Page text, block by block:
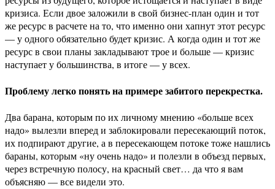
кризиса. Если двое заложили в свой бизнес-план один и тот
же ресурс в расчете на то, что именно они хапнут этот ресурс
— у одного обязательно будет кризис. А когда один и тот же
ресурс в свои планы закладывают трое и больше — кризис
наступает у большинства, в итоге — у всех.
Проблему легко понять на примере забитого перекрестка.
Два барана, которым по их личному мнению «больше всех
надо» вылезли вперед и заблокировали пересекающий поток,
их подпирают другие, а в пересекающем потоке тоже нашлись
бараны, которым «ну очень надо» и полезли в объезд первых,
через встречную полосу, на красный свет… да что я вам
объясняю — все видели это.